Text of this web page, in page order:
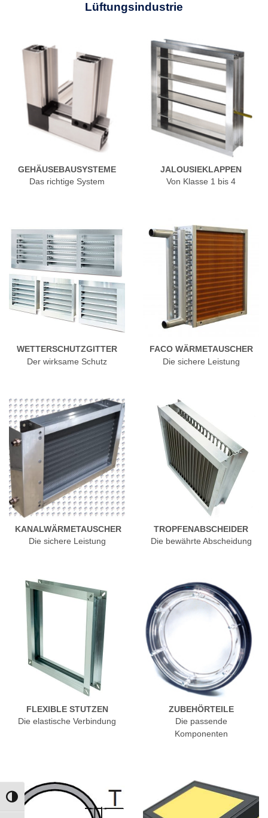
TOGGLE HIGH CONTRAST
Lüftungsindustrie
GEHÄUSEBAUSYSTEME
Das richtige System
JALOUSIEKLAPPEN
Von Klasse 1 bis 4
WETTERSCHUTZGITTER
Der wirksame Schutz
FACO WÄRMETAUSCHER
Die sichere Leistung
KANALWÄRMETAUSCHER
Die sichere Leistung
TROPFENABSCHEIDER
Die bewährte Abscheidung
FLEXIBLE STUTZEN
Die elastische Verbindung
ZUBEHÖRTEILE
Die passende
Komponenten